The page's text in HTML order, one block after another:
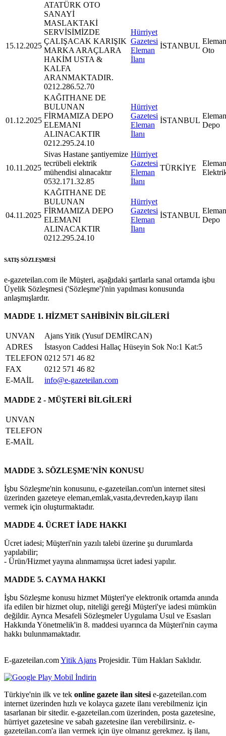
15.12.2025
ATATÜRK OTO
SANAYİ
MASLAKTAKİ
SERVİSİMİZDE
ÇALIŞACAK KARIŞIK
MARKA ARAÇLARA
HAKİM USTA &
KALFA
ARANMAKTADIR.
0212.286.52.70
Hürriyet
Gazetesi
Eleman
İlanı
İSTANBUL
Oto
01.12.2025
KAĞITHANE DE
BULUNAN
FİRMAMIZA DEPO
ELEMANI
ALINACAKTIR
0212.295.24.10
Hürriyet
Gazetesi
Eleman
İlanı
İSTANBUL
Depo
10.11.2025
Sivas Hastane şantiyemize
tecrübeli elektrik
mühendisi alınacaktır
0532.171.32.85
Hürriyet
Gazetesi
Eleman
İlanı
TÜRKİYE
04.11.2025
KAĞITHANE DE
BULUNAN
FİRMAMIZA DEPO
ELEMANI
ALINACAKTIR
0212.295.24.10
Hürriyet
Gazetesi
Eleman
İlanı
İSTANBUL
Depo
SATIŞ SÖZLEŞMESİ
e-gazeteilan.com ile Müşteri, aşağıdaki şartlarla sanal ortamda işbu
Üyelik Sözleşmesi ('Sözleşme')'nin yapılması konusunda
anlaşmışlardır.
MADDE 1. HİZMET SAHİBİNİN BİLGİLERİ
UNVAN
Ajans Yitik (Yusuf DEMİRCAN)
ADRES
İstasyon Caddesi Hallaç Hüseyin Sok No:1 Kat:5
TELEFON 0212 571 46 82
FAX
0212 571 46 82
E-MAİL
info@e-gazeteilan.com
MADDE 2 - MÜŞTERİ BİLGİLERİ
UNVAN
TELEFON
E-MAİL
MADDE 3. SÖZLEŞME'NİN KONUSU
İşbu Sözleşme'nin konusunu, e-gazeteilan.com'un internet sitesi
üzerinden gazeteye eleman,emlak,vasıta,devreden,kayıp ilanı
vermek için oluşturmaktadır.
MADDE 4. ÜCRET İADE HAKKI
Ücret iadesi; Müşteri'nin yazılı talebi üzerine şu durumlarda
yapılabilir;
- Ürün/Hizmet yayına alınmamışsa ücret iadesi yapılır.
MADDE 5. CAYMA HAKKI
İşbu Sözleşme konusu hizmet Müşteri'ye elektronik ortamda anında
ifa edilen bir hizmet olup, niteliği gereği Müşteri'ye iadesi mümkün
değildir. Ayrıca Mesafeli Sözleşmeler Uygulama Usul ve Esasları
Hakkında Yönetmelik'in 8. maddesi uyarınca da Müşteri'nin cayma
hakkı bulunmamaktadır.
E-gazeteilan.comYitik Ajans Projesidir. Tüm Hakları Saklıdır.
Türkiye'nin ilk ve tek online gazete ilan sitesi e-gazeteilan.com
internet üzerinden hızlı ve kolayca gazete ilanı verebilmeniz için
tasarlanan bir sitedir. e-gazeteilan.com üzerinden, posta gazetesine,
hürriyet gazetesine ve sabah gazetesine ilan verebilirsiniz. e-
gazeteilan.com'a ilan vermek için üye olmanız gerekmez. iş ilanı,